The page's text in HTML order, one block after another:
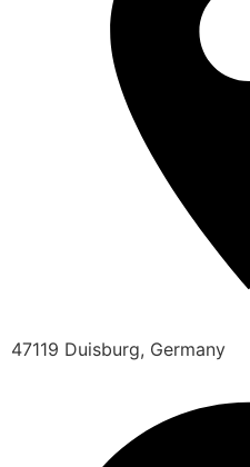
47119 Duisburg, Germany